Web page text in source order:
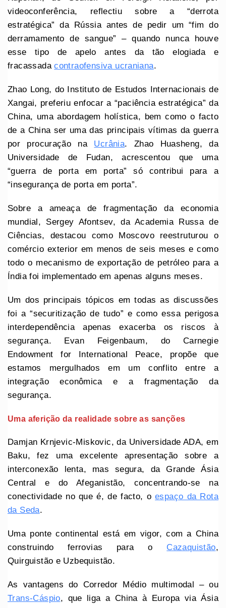
videoconferência, reflectiu sobre a “derrota
estratégica” da Rússia antes de pedir um “fim do
derramamento de sangue” – quando nunca houve
esse tipo de apelo antes da tão elogiada e
fracassadacontraofensiva ucraniana.
Zhao Long, do Instituto de Estudos Internacionais de
Xangai, preferiu enfocar a “paciência estratégica” da
China, uma abordagem holística, bem como o facto
de a China ser uma das principais vítimas da guerra
por procuração na Ucrânia. Zhao Huasheng, da
Universidade de Fudan, acrescentou que uma
“guerra de porta em porta” só contribui para a
“insegurança de porta em porta”.
Sobre a ameaça de fragmentação da economia
mundial, Sergey Afontsev, da Academia Russa de
Ciências, destacou como Moscovo reestruturou o
comércio exterior em menos de seis meses e como
todo o mecanismo de exportação de petróleo para a
Índia foi implementado em apenas alguns meses.
Um dos principais tópicos em todas as discussões
foi a “securitização de tudo” e como essa perigosa
interdependência apenas exacerba os riscos à
segurança. Evan Feigenbaum, do Carnegie
Endowment for International Peace, propõe que
estamos mergulhados em um conflito entre a
integração econômica e a fragmentação da
segurança.
Uma aferição da realidade sobre as sanções
Damjan Krnjevic-Miskovic, da Universidade ADA, em
Baku, fez uma excelente apresentação sobre a
interconexão lenta, mas segura, da Grande Ásia
Central e do Afeganistão, concentrando-se na
conectividade no que é, de facto, oespaço da Rota
da Seda.
Uma ponte continental está em vigor, com a China
construindo ferrovias para o Cazaquistão,
Quirguistão e Uzbequistão.
As vantagens do Corredor Médio multimodal – ou
Trans-Cáspio, que liga a China à Europa via Ásia